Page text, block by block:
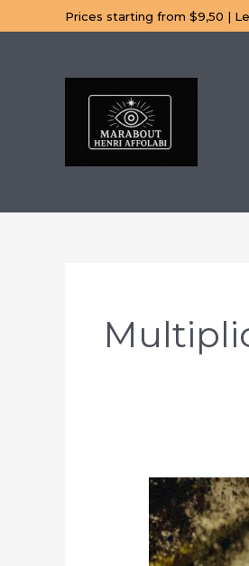
au
Prices starting from $9,50 |